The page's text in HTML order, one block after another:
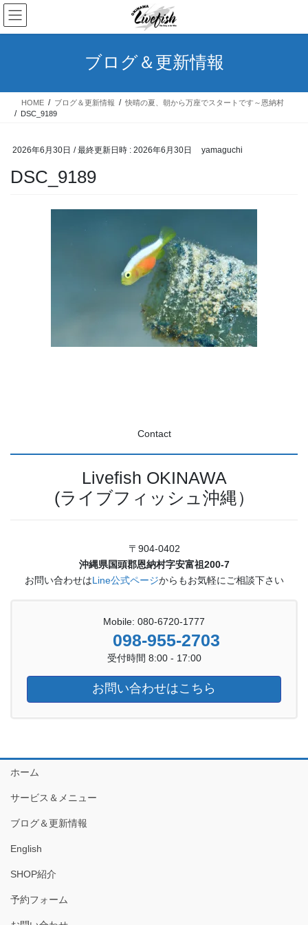
コ
ン
テ
ス
ナ
ビ
ゲ
ン
ブログ＆更新情報
HOME ブログ＆更新情報
快晴の夏、朝から万座でスタートです～恩納村
DSC_9189
2026年6月30日 / 最終更新日時 : 2026年6月30日 yamaguchi
DSC_9189
Contact
Livefish OKINAWA
(ライブフィッシュ沖縄）
〒904-0402
沖縄県国頭郡恩納村字安富祖200-7
お問い合わせはLine公式ページからもお気軽にご相談下さい
Mobile: 080-6720-1777
098-955-2703
受付時間 8:00 - 17:00
お問い合わせはこちら
ホーム
サービス＆メニュー
ブログ＆更新情報
English
SHOP紹介
予約フォーム